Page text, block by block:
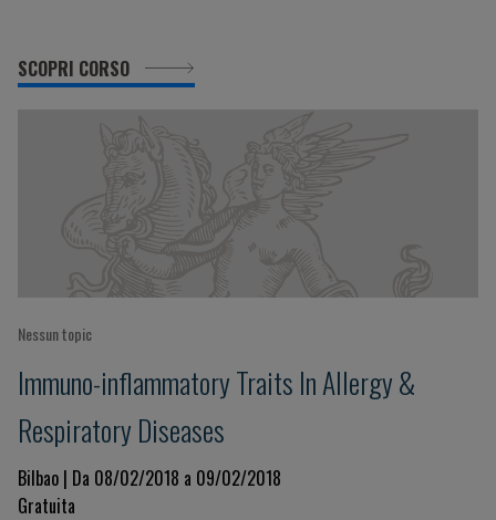
SCOPRI CORSO
Nessun topic
Immuno-inflammatory Traits In Allergy &
Respiratory Diseases
Bilbao | Da 08/02/2018 a 09/02/2018
Gratuita